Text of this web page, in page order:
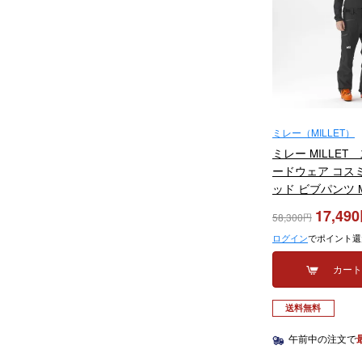
ミレー（MILLET）
ミレー MILLET
ードウェア コス
ッド ビブパンツ
HYBRID BIB M
2024
58,300 17,490
ログインでポイント
カー
送料無料
午前中の注文で